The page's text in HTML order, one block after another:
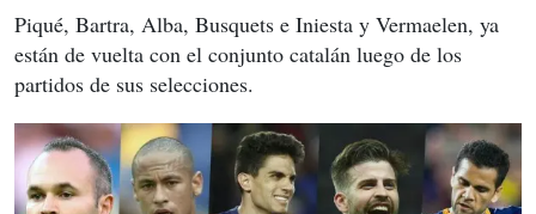
Piqué, Bartra, Alba, Busquets e Iniesta y Vermaelen, ya
están de vuelta con el conjunto catalán luego de los
partidos de sus selecciones.